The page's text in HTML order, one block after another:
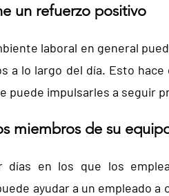
un refuerzo positivo
laboral en general
a lo largo del día. Esto
puede impulsarles a seguir
miembros de su
días en los que los
ayudar a un empleado